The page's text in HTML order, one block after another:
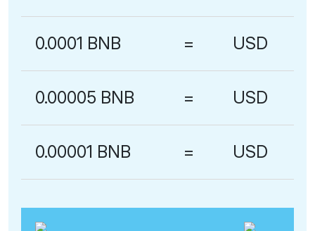
0.0001 BNB = USD
0.00005 BNB = USD
0.00001 BNB = USD